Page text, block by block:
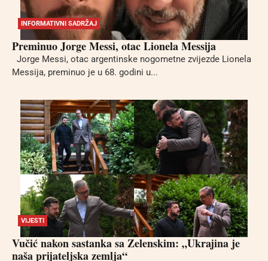
INFORMATIVNI SADRŽAJ
Preminuo Jorge Messi, otac Lionela Messija
Jorge Messi, otac argentinske nogometne zvijezde Lionela
Messija, preminuo je u 68. godini u...
VIJESTI
Vučić nakon sastanka sa Zelenskim: „Ukrajina je
naša prijateljska zemlja“